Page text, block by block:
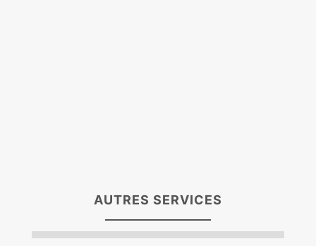
AUTRES SERVICES